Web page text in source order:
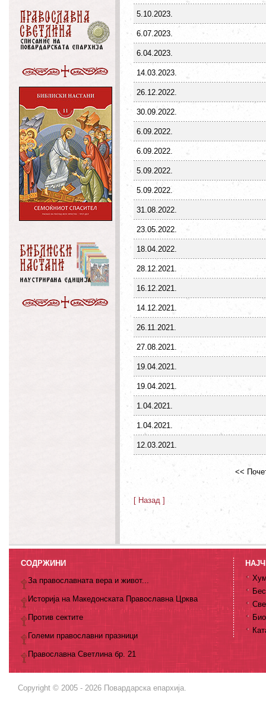
5.10.2023.
6.07.2023.
6.04.2023.
14.03.2023.
26.12.2022.
30.09.2022.
6.09.2022.
6.09.2022.
5.09.2022.
5.09.2022.
31.08.2022.
23.05.2022.
18.04.2022.
28.12.2021.
16.12.2021.
14.12.2021.
26.11.2021.
27.08.2021.
19.04.2021.
19.04.2021.
1.04.2021.
1.04.2021.
12.03.2021.
<<
[ Назад ]
СОДРЖИНИ
За православната вера и живот...
Историја на Македонската Православна Црква
Против сектите
Големи православни празници
Православна Светлина бр. 21
Copyright © 2005 - 2026 Повардарска епархија.